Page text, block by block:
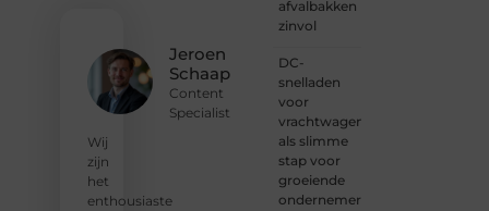
Jeroen
Schaap
Content
Specialist
Wij
zijn
het
enthousiaste
afvalbakken
zinvol
DC-
snelladen
voor
vrachtwagens
als slimme
stap voor
groeiende
ondernemers